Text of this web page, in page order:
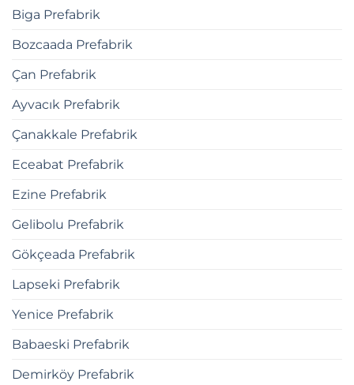
Biga Prefabrik
Bozcaada Prefabrik
Çan Prefabrik
Ayvacık Prefabrik
Çanakkale Prefabrik
Eceabat Prefabrik
Ezine Prefabrik
Gelibolu Prefabrik
Gökçeada Prefabrik
Lapseki Prefabrik
Yenice Prefabrik
Babaeski Prefabrik
Demirköy Prefabrik